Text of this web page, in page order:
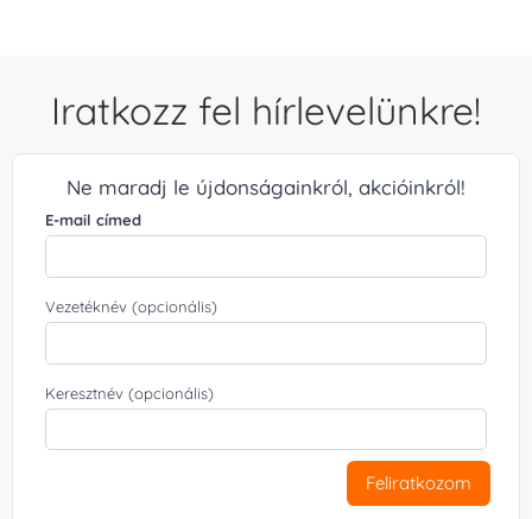
Iratkozz fel hírlevelünkre!
Ne maradj le újdonságainkról, akcióinkról!
E-mail címed
Vezetéknév (opcionális)
Keresztnév (opcionális)
Feliratkozom